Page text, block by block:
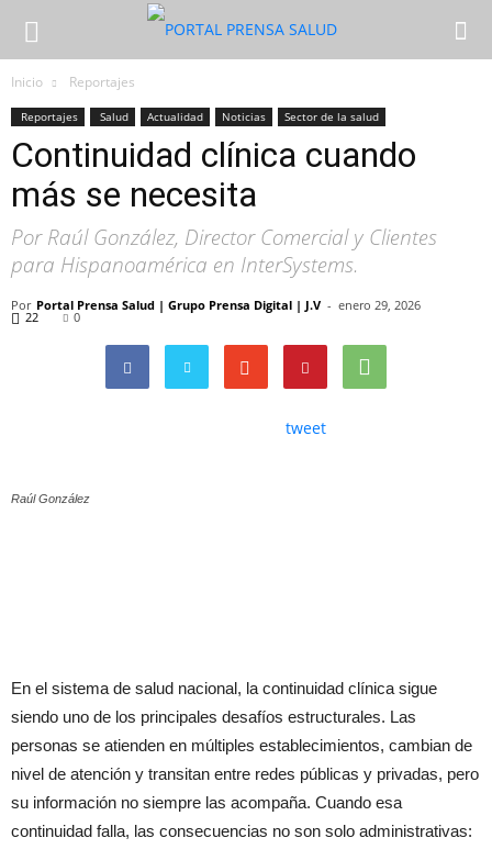
Inicio Reportajes
Reportajes Salud Actualidad Noticias Sector de la salud
Continuidad clínica cuando
más se necesita
Por Raúl González, Director Comercial y Clientes
para Hispanoamérica en InterSystems.
Por Portal Prensa Salud | Grupo Prensa Digital | J.V - enero 29, 2026
22 0
tweet
Raúl González
En el sistema de salud nacional, la continuidad clínica sigue
siendo uno de los principales desafíos estructurales. Las
personas se atienden en múltiples establecimientos, cambian de
nivel de atención y transitan entre redes públicas y privadas, pero
su información no siempre las acompaña. Cuando esa
continuidad falla, las consecuencias no son solo administrativas: